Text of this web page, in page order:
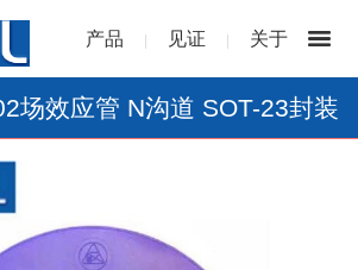
产品 | 见证 | 关于
场效应管 N沟道 SOT-23封装